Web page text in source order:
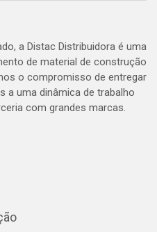
a Distac Distribuidora é uma
de material de construção
o compromisso de entregar
a uma dinâmica de trabalho
com grandes marcas.